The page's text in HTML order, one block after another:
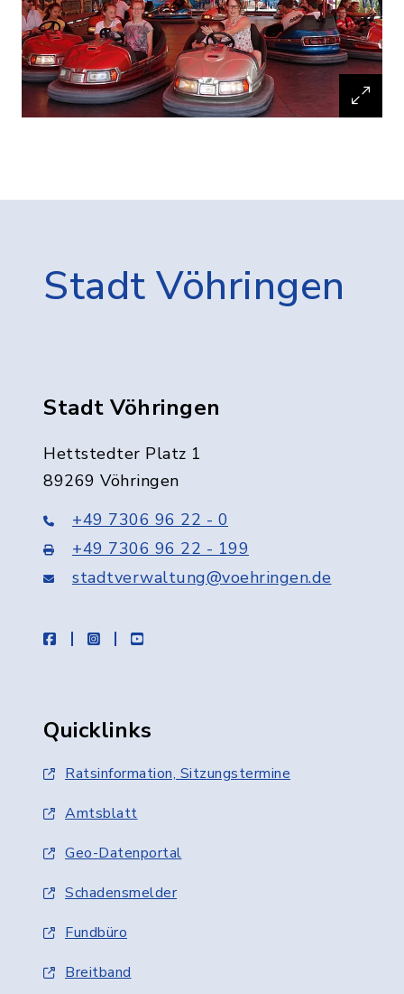
Stadt Vöhringen
Stadt Vöhringen
Hettstedter Platz 1
89269 Vöhringen
+49 7306 96 22 - 0
+49 7306 96 22 - 199
stadtverwaltung@voehringen.de
facebookinstagramyoutube
Quicklinks
Ratsinformation, Sitzungstermine
Amtsblatt
Geo-Datenportal
Schadensmelder
Fundbüro
Breitband